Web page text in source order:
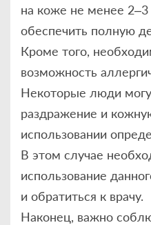
на коже не менее
обеспечить полную
Кроме того,
возможность
Некоторые люди
раздражение и
использовании
В этом случае
использование
и обратиться к врачу.
Наконец, важно